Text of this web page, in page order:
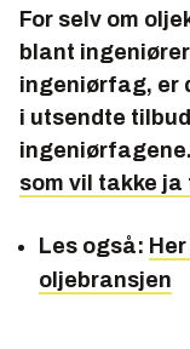
For selv om
blant
ingeniørfag, er
i utsendte
som vil takke
Les også:
oljebransjen